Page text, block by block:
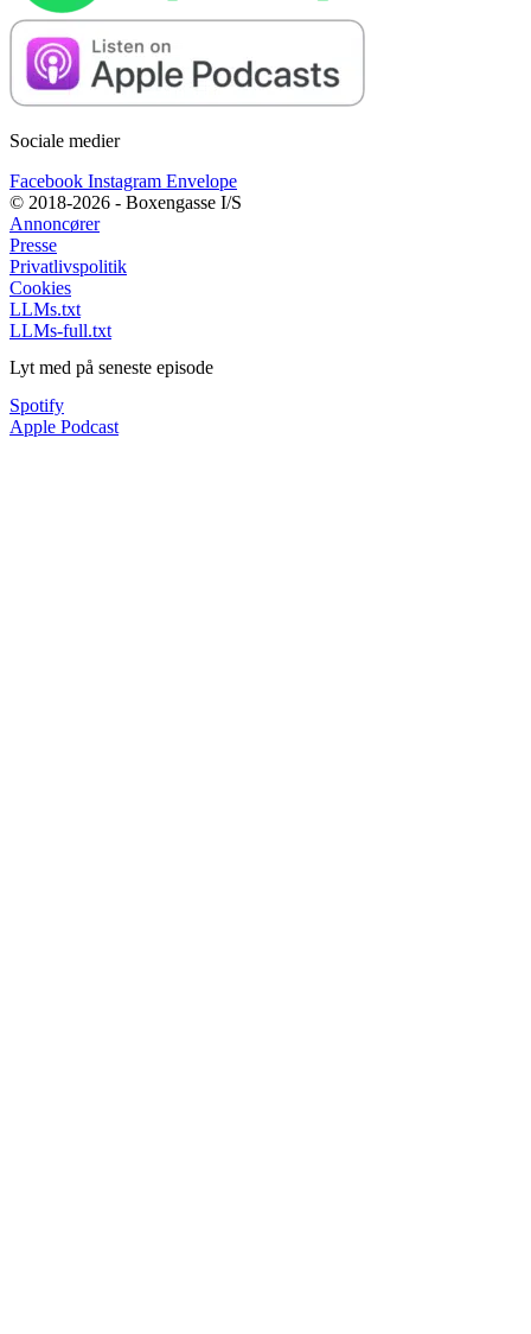
Sociale medier
Facebook Instagram Envelope
© 2018-2026 - Boxengasse I/S
Annoncører
Presse
Privatlivspolitik
Cookies
LLMs.txt
LLMs-full.txt
Lyt med på seneste episode
Spotify
Apple Podcast